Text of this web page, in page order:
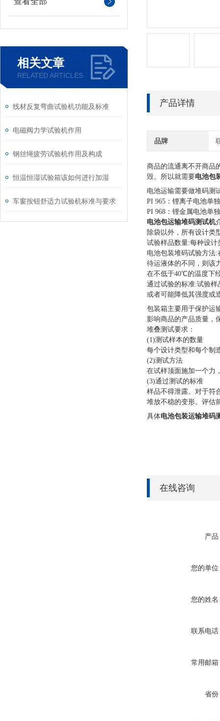
相关文章
RELATED ARTICLES
线材反复弯曲试验机功能及标准
电磁阀力学试验机作用
钢丝绳疲劳试验机作用及构成
恒温恒湿试验箱该如何进行加湿
车窗按钮舒适力试验机标准与要求
产品详情
品牌
商品的流通离不开商品
毁。所以就需要电池包
电池运输需要做堆码测
PI 965：锂离子电池单
PI 968：锂金属电池单
电池包运输堆码测试机
除袋以外，所有设计类
试验样品数量:每种设计
电池包装堆码试验方法:
待运液体的不同，则该
在不低于40℃的温度下
通过试验的标准:试验样
或者可能降低其强度或
包装箱主要用于保护运
影响商品的产品质量，
堆叠测试要求：
(1)测试样本的数量
每个设计类型和每个制
(2)测试方法
在试样顶面施加一个力
(3)通过测试的标准
样品不得泄露。对于符
堆放不稳的变形。评估
具体电池包装运输堆码
在线咨询
产品
您的单位
您的姓名
联系电话
常用邮箱
省份